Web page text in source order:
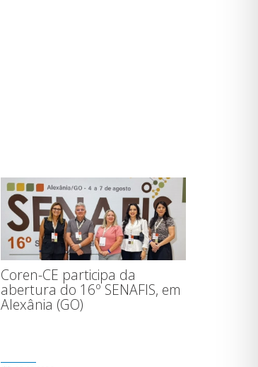
Coren-CE participa da
abertura do 16º SENAFIS, em
Alexânia (GO)